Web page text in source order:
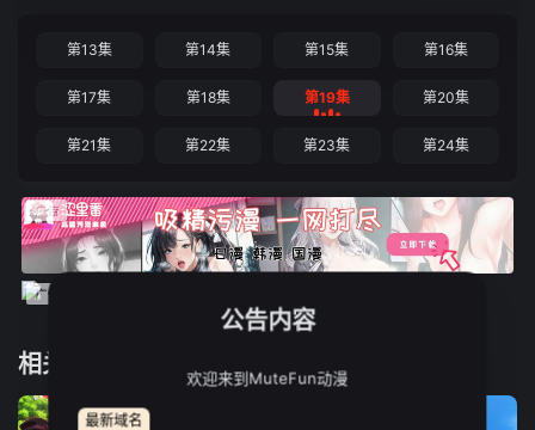
第13集 第14集 第15集 第16集
第17集 第18集 第19集 第20集
第21集 第22集 第23集 第24集
相关推荐
公告内容
欢迎来到MuteFun动漫
最新域名